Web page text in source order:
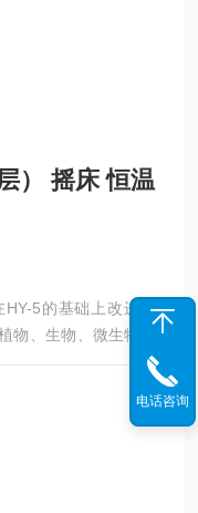
） 摇床 恒温
5的基础上改进而成
物、生物、微生物、生
教育和部门*的实验室
电话咨询